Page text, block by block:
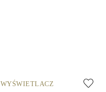
WYŚWIETLACZ